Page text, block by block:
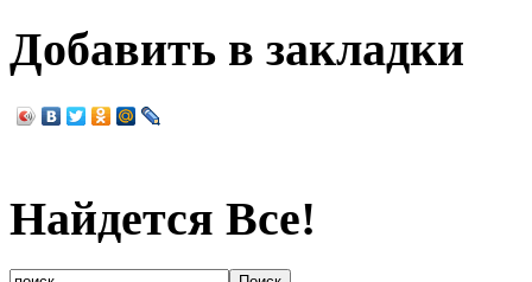
Добавить в закладки
Найдется Все!